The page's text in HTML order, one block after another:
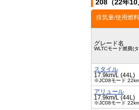
208（22年
排気量/使用燃
グレード名
WLTCモード燃費(
スタイル
17.9km/L (44L)
※JC08モード
アリュール
17.9km/L (44L)
※JC08モード